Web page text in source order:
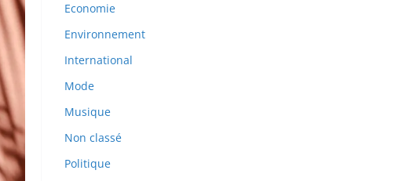
Economie
Environnement
International
Mode
Musique
Non classé
Politique